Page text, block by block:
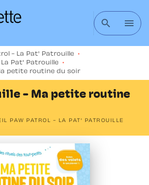
CONTENU
search menu
- La Pat' Patrouille
•
La Pat' Patrouille
•
petite routine du soir
- Ma petite routine
PAW PATROL - LA PAT' PATROUILLE